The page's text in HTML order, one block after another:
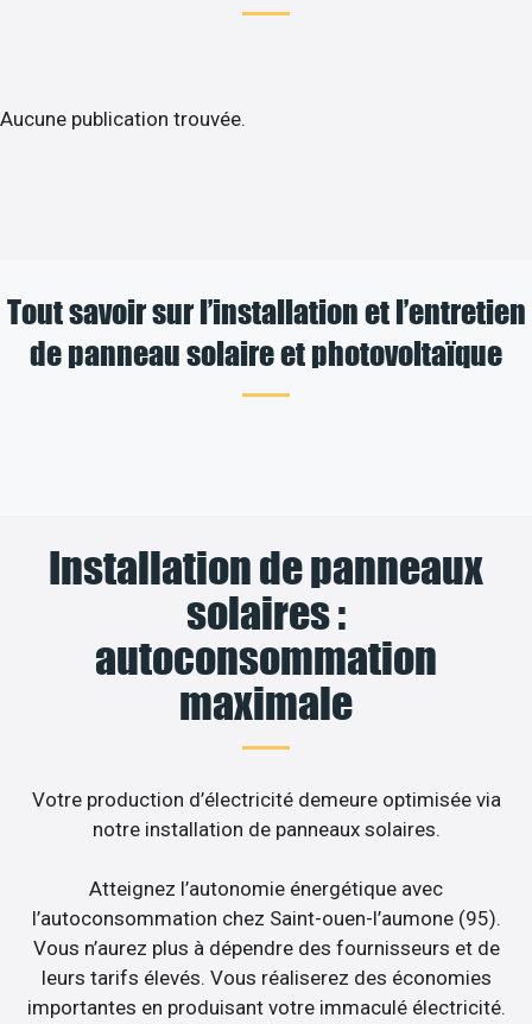
Aucune publication trouvée.
Tout savoir sur l’installation et l’entretien
de panneau solaire et photovoltaïque
Installation de panneaux
solaires :
autoconsommation
maximale
Votre production d’électricité demeure optimisée via
notre installation de panneaux solaires.
Atteignez l’autonomie énergétique avec
l’autoconsommation chez Saint-ouen-l’aumone (95).
Vous n’aurez plus à dépendre des fournisseurs et de
leurs tarifs élevés. Vous réaliserez des économies
importantes en produisant votre immaculé électricité.